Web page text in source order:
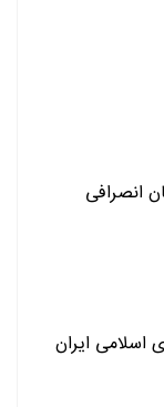
انصرافی
اسلامی ایران